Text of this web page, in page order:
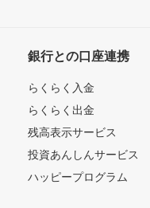
銀行との口座連携
らくらく入金
らくらく出金
残高表示サービス
投資あんしんサービス
ハッピープログラム